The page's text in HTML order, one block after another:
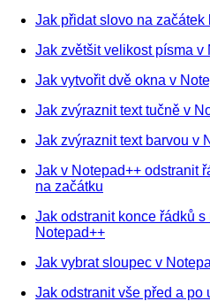
Jak přidat slovo na
Jak zvětšit velikost písma v
Jak vytvořit dvě okna v
Jak zvýraznit text tučně v
Jak zvýraznit text barvou v
Jak v Notepad++ odstranit
na začátku
Jak odstranit konce řádků
Notepad++
Jak vybrat sloupec v
Jak odstranit vše před a po